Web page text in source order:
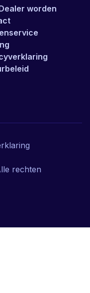
worden
rechten